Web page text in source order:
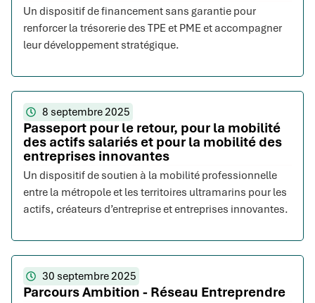
Un dispositif de financement sans garantie pour
renforcer la trésorerie des TPE et PME et accompagner
leur développement stratégique.
8 septembre 2025
Passeport pour le retour, pour la mobilité
des actifs salariés et pour la mobilité des
entreprises innovantes
Un dispositif de soutien à la mobilité professionnelle
entre la métropole et les territoires ultramarins pour les
actifs, créateurs d’entreprise et entreprises innovantes.
30 septembre 2025
Parcours Ambition - Réseau Entreprendre